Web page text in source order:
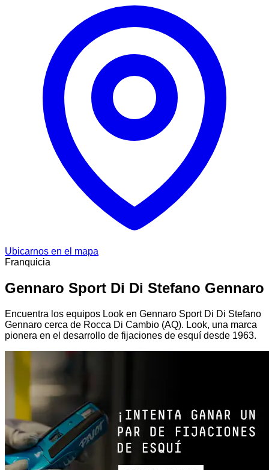
Ubicarnos en el mapa
Franquicia
Gennaro Sport Di Di Stefano Gennaro
Encuentra los equipos Look en Gennaro Sport Di Di Stefano
Gennaro cerca de Rocca Di Cambio (AQ). Look, una marca
pionera en el desarrollo de fijaciones de esquí desde 1963.